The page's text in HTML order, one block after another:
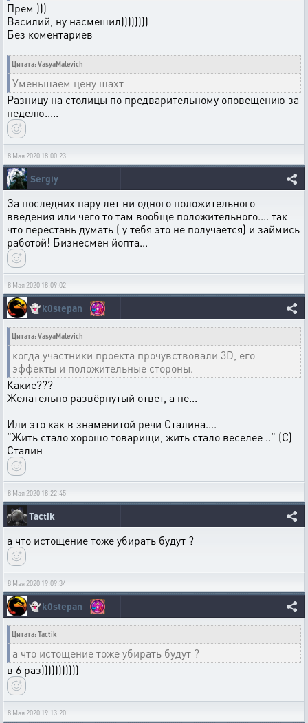
Прем )))
Василий, ну насмешил))))))))
Без коментариев
Цитата: VasyaMalevich
Уменьшаем цену шахт
Разницу на столицы по предварительному оповещению за
неделю.....
8 Мая 2020 18:00:23
Sergiy
За последних пару лет ни одного положительного
введения или чего то там вообще положительного.... так
что перестань думать ( у тебя это не получается) и займись
работой! Бизнесмен йопта...
8 Мая 2020 18:09:02
👻k0stepan
Цитата: VasyaMalevich
когда участники проекта прочувствовали 3D, его
эффекты и положительные стороны.
Какие???
Желательно развёрнутый ответ, а не...
Или это как в знаменитой речи Сталина....
"Жить стало хорошо товарищи, жить стало веселее .." (С)
Сталин
8 Мая 2020 18:22:45
Tactik
а что истощение тоже убирать будут ?
8 Мая 2020 19:09:34
👻k0stepan
Цитата: Tactik
а что истощение тоже убирать будут ?
в 6 раз)))))))))))
8 Мая 2020 19:13:20